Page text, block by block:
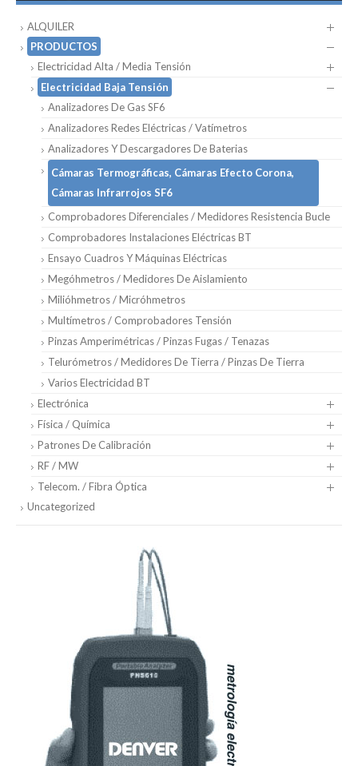
ALQUILER
PRODUCTOS
Electricidad Alta / Media Tensión
Electricidad Baja Tensión
Analizadores De Gas SF6
Analizadores Redes Eléctricas / Vatímetros
Analizadores Y Descargadores De Baterias
Cámaras Termográficas, Cámaras Efecto Corona,
Cámaras Infrarrojos SF6
Comprobadores Diferenciales / Medidores Resistencia Bucle
Comprobadores Instalaciones Eléctricas BT
Ensayo Cuadros Y Máquinas Eléctricas
Megóhmetros / Medidores De Aislamiento
Milióhmetros / Micróhmetros
Multímetros / Comprobadores Tensión
Pinzas Amperimétricas / Pinzas Fugas / Tenazas
Telurómetros / Medidores De Tierra / Pinzas De Tierra
Varios Electricidad BT
Electrónica
Física / Química
Patrones De Calibración
RF / MW
Telecom. / Fibra Óptica
Uncategorized